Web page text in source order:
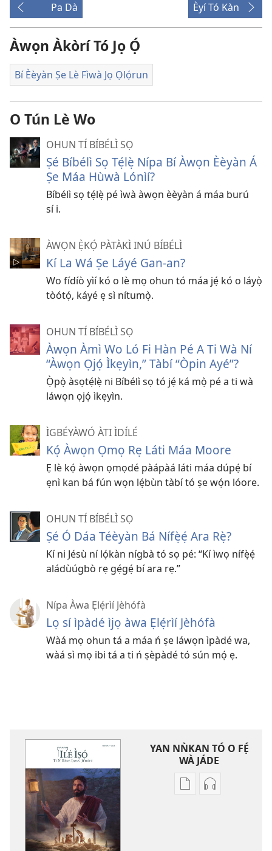
Pa Dà Èyí Tó Kàn
Àwọn Àkòrí Tó Jọ Ọ́
Bí Èèyàn Ṣe Lè Fìwà Jọ Ọlọ́run
O Tún Lè Wo
OHUN TÍ BÍBÉLÌ SỌ
Ṣé Bíbélì Sọ Tẹ́lẹ̀ Nípa Bí Àwọn Èèyàn Á
Ṣe Máa Hùwà Lónìí?
Bíbélì sọ tẹ́lẹ̀ pé ìwà àwọn èèyàn á máa burú
sí i.
ÀWỌN Ẹ̀KỌ́ PÀTÀKÌ INÚ BÍBÉLÌ
Kí La Wá Ṣe Láyé Gan-an?
Wo fídíò yìí kó o lè mọ ohun tó máa jẹ́ kó o láyọ̀
tòótọ́, káyé ẹ sì nítumọ̀.
OHUN TÍ BÍBÉLÌ SỌ
Àwọn Àmì Wo Ló Fi Hàn Pé A Ti Wà Ní
“Àwọn Ọjọ́ Ìkẹyìn,” Tàbí “Òpin Ayé”?
Ọ̀pọ̀ àsọtẹ́lẹ̀ ni Bíbélì sọ tó jẹ́ ká mọ̀ pé a ti wà
láwọn ọjọ́ ìkẹyìn.
ÌGBÉYÀWÓ ÀTI ÌDÍLÉ
Kọ́ Àwọn Ọmọ Rẹ Láti Máa Moore
Ẹ lè kọ́ àwọn ọmọdé pàápàá láti máa dúpẹ́ bí
ẹnì kan bá fún wọn lẹ́bùn tàbí tó ṣe wọ́n lóore.
OHUN TÍ BÍBÉLÌ SỌ
Ṣé Ó Dáa Téèyàn Bá Nífẹ̀ẹ́ Ara Rẹ̀?
Kí ni Jésù ní lọ́kàn nígbà tó sọ pé: “Kí ìwọ nífẹ̀ẹ́
aládùúgbò rẹ gẹ́gẹ́ bí ara rẹ.”
Nípa Àwa Ẹlẹ́rìí Jèhófà
Lọ sí ìpàdé ìjọ àwa Ẹlẹ́rìí Jèhófà
Wàá mọ ohun tá a máa ń ṣe láwọn ìpàdé wa,
wàá sì mọ ibi tá a ti ń ṣèpàdé tó sún mọ́ ẹ.
YAN NǸKAN TÓ O FẸ́
WÀ JÁDE
Bó
Bó